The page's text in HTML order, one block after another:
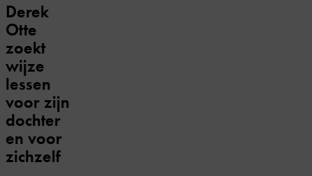
Derek
Otte
zoekt
wijze
lessen
voor zijn
dochter
en voor
zichzelf